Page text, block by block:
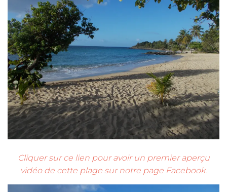
Cliquer sur ce lien pour avoir un premier aperçu
vidéo de cette plage sur notre page Facebook.